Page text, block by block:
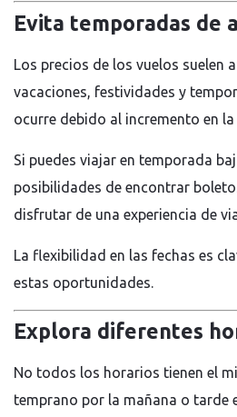
Evita temporadas de
Los precios de los vuelos suelen
vacaciones, festividades y
ocurre debido al incremento en la
Si puedes viajar en temporada
posibilidades de encontrar
disfrutar de una experiencia de
La flexibilidad en las fechas es
estas oportunidades.
Explora diferentes
No todos los horarios tienen el
temprano por la mañana o tarde